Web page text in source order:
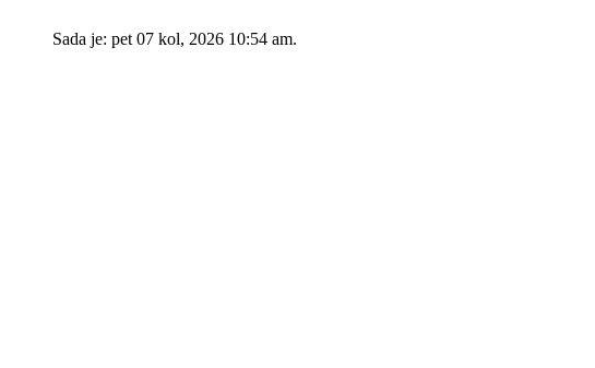
Sada je: pet 07 kol, 2026 10:54 am.